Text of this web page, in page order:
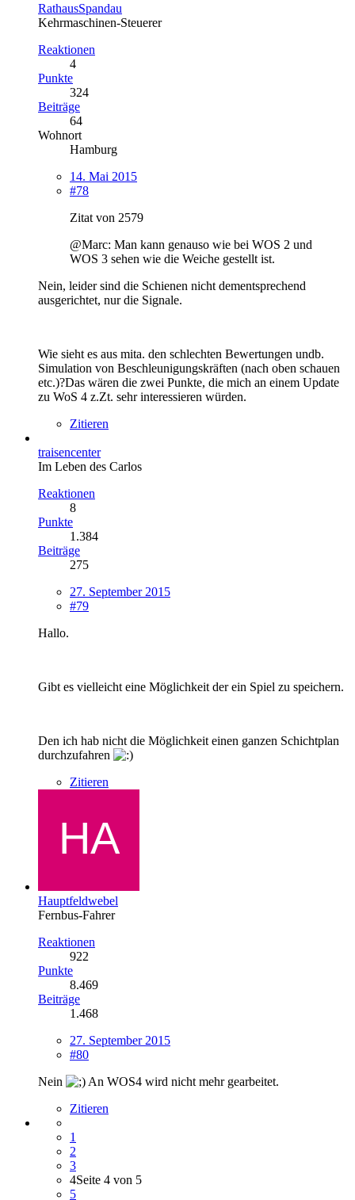
RathausSpandau
Kehrmaschinen-Steuerer
Reaktionen
4
Punkte
324
Beiträge
64
Wohnort
Hamburg
14. Mai 2015
#78
Zitat von 2579
@Marc: Man kann genauso wie bei WOS 2 und
WOS 3 sehen wie die Weiche gestellt ist.
Nein, leider sind die Schienen nicht dementsprechend
ausgerichtet, nur die Signale.
Wie sieht es aus mita. den schlechten Bewertungen undb.
Simulation von Beschleunigungskräften (nach oben schauen
etc.)?Das wären die zwei Punkte, die mich an einem Update
zu WoS 4 z.Zt. sehr interessieren würden.
Zitieren
traisencenter
Im Leben des Carlos
Reaktionen
8
Punkte
1.384
Beiträge
275
27. September 2015
#79
Hallo.
Gibt es vielleicht eine Möglichkeit der ein Spiel zu speichern.
Den ich hab nicht die Möglichkeit einen ganzen Schichtplan
durchzufahren
Zitieren
Hauptfeldwebel
Fernbus-Fahrer
Reaktionen
922
Punkte
8.469
Beiträge
1.468
27. September 2015
#80
Nein
An WOS4 wird nicht mehr gearbeitet.
Zitieren
1
2
3
4Seite 4 von 5
5